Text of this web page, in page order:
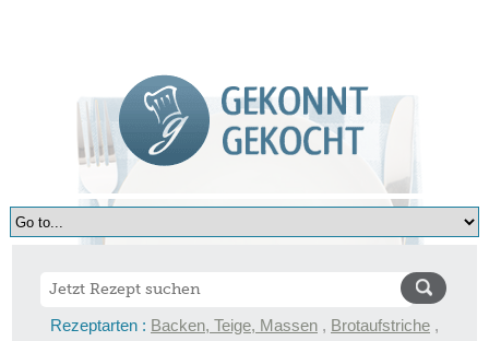
Rezeptarten : Backen, Teige, Massen , Brotaufstriche ,